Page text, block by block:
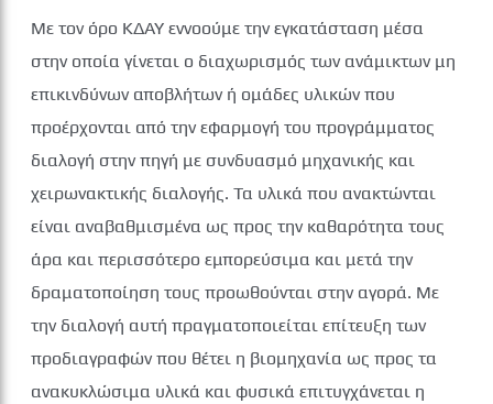
Με τον όρο ΚΔΑΥ εννοούμε την εγκατάσταση μέσα
στην οποία γίνεται ο διαχωρισμός των ανάμικτων μη
επικινδύνων αποβλήτων ή ομάδες υλικών που
προέρχονται από την εφαρμογή του προγράμματος
διαλογή στην πηγή με συνδυασμό μηχανικής και
χειρωνακτικής διαλογής. Τα υλικά που ανακτώνται
είναι αναβαθμισμένα ως προς την καθαρότητα τους
άρα και περισσότερο εμπορεύσιμα και μετά την
δραματοποίηση τους προωθούνται στην αγορά. Με
την διαλογή αυτή πραγματοποιείται επίτευξη των
προδιαγραφών που θέτει η βιομηχανία ως προς τα
ανακυκλώσιμα υλικά και φυσικά επιτυγχάνεται η